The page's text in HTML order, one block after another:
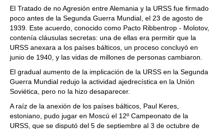
El Tratado de no Agresión entre Alemania y la URSS fue firmado
poco antes de la Segunda Guerra Mundial, el 23 de agosto de
1939. Este acuerdo, conocido como Pacto Ribbentrop - Molotov,
contenía cláusulas secretas: una de ellas era permitir que la
URSS anexara a los países bálticos, un proceso concluyó en
junio de 1940, y las vidas de millones de personas cambiaron.
El gradual aumento de la implicación de la URSS en la Segunda
Guerra Mundial redujo la actividad ajedrecística en la Unión
Soviética, pero no la hizo desaparecer.
A raíz de la anexión de los países bálticos, Paul Keres,
estoniano, pudo jugar en Moscú el 12º Campeonato de la
URSS, que se disputó del 5 de septiembre al 3 de octubre de